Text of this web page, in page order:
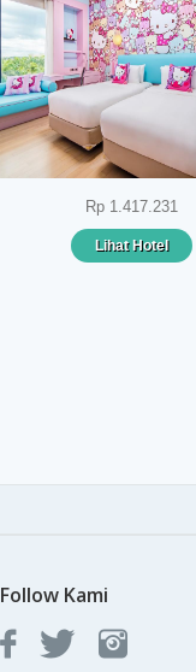
Rp 1.417.231
Lihat Hotel
Follow Kami